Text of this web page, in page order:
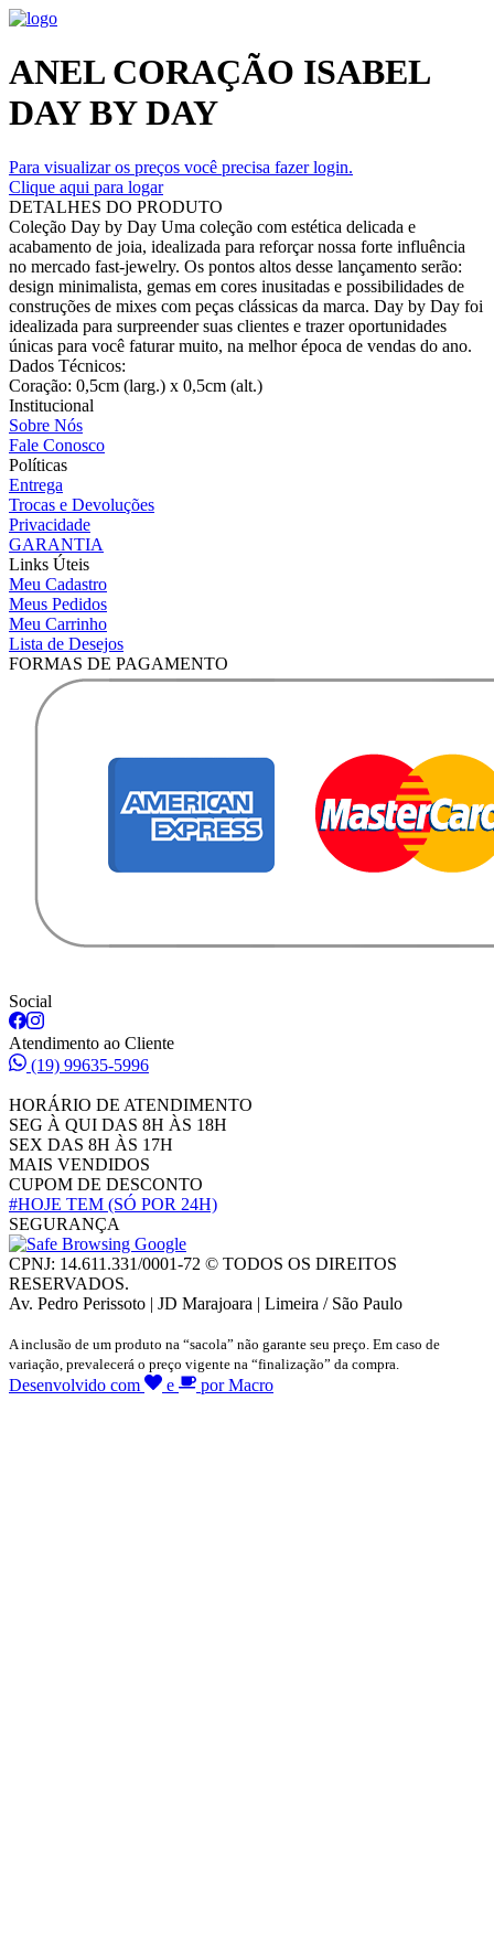
ANEL CORAÇÃO ISABEL
DAY BY DAY
Para visualizar os preços você precisa fazer login.
Clique aqui para logar
DETALHES DO PRODUTO
Coleção Day by Day Uma coleção com estética delicada e
acabamento de joia, idealizada para reforçar nossa forte influência
no mercado fast-jewelry. Os pontos altos desse lançamento serão:
design minimalista, gemas em cores inusitadas e possibilidades de
construções de mixes com peças clássicas da marca. Day by Day foi
idealizada para surpreender suas clientes e trazer oportunidades
únicas para você faturar muito, na melhor época de vendas do ano.
Dados Técnicos:
Coração: 0,5cm (larg.) x 0,5cm (alt.)
Institucional
Sobre Nós
Fale Conosco
Políticas
Entrega
Trocas e Devoluções
Privacidade
GARANTIA
Links Úteis
Meu Cadastro
Meus Pedidos
Meu Carrinho
Lista de Desejos
FORMAS DE PAGAMENTO
Social
Atendimento ao Cliente
(19) 99635-5996
HORÁRIO DE ATENDIMENTO
SEG À QUI DAS 8H ÀS 18H
SEX DAS 8H ÀS 17H
MAIS VENDIDOS
CUPOM DE DESCONTO
#HOJE TEM (SÓ POR 24H)
SEGURANÇA
CPNJ: 14.611.331/0001-72 © TODOS OS DIREITOS
RESERVADOS.
Av. Pedro Perissoto | JD Marajoara | Limeira / São Paulo
A inclusão de um produto na “sacola” não garante seu preço. Em caso de
variação, prevalecerá o preço vigente na “finalização” da compra.
Desenvolvido com e por Macro